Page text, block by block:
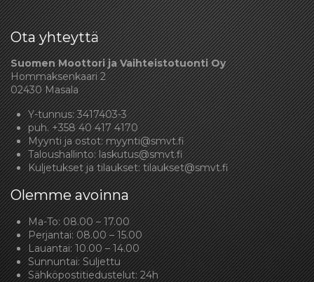
Ota yhteyttä
Suomen Moottori ja Vaihteistotuonti Oy
Hommaksenkaari 2
02430 Masala
Y-tunnus: 3417403-3
puh.+358 40 417 4170
Myynti ja ostot:myynti@smvt.fi
Taloushallinto:laskutus@smvt.fi
Kuljetukset ja tilaukset:tilaukset@smvt.fi
Olemme avoinna
Ma-To: 08.00 – 17.00
Perjantai: 08.00 – 15.00
Lauantai: 10.00 – 14.00
Sunnuntai: Suljettu
Sähköpostitiedustelut: 24h